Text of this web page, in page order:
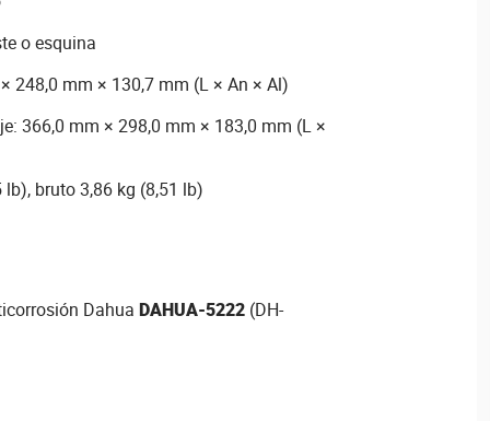
o esquina
248,0 mm × 130,7 mm (L × An × Al)
366,0 mm × 298,0 mm × 183,0 mm (L ×
bruto 3,86 kg (8,51 lb)
Dahua DAHUA-5222(DH-